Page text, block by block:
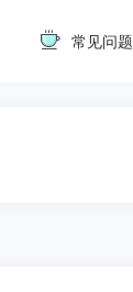
常见问题